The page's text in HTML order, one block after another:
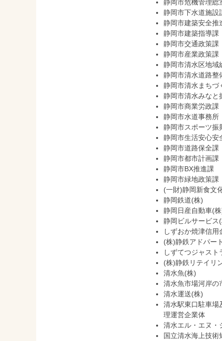
静岡市危機管理総
静岡市下水道施設
静岡市建築安全推
静岡市建築指導課
静岡市交通政策課
静岡市産業政策課
静岡市清水区地域
静岡市清水道路整
静岡市清水まちづ
静岡市清水みなと
静岡市商業労政課
静岡市水道事務所
静岡市スポーツ振
静岡市生活安心安
静岡市道路保全課
静岡市都市計画課
静岡市BX推進課
静岡市緑地政策課
(一財)静岡新食文
静岡鉄道(株)
静岡日産自動車(
静岡ビルサービス
しずおか焼津信用
(株)静鉄アドパー
しずてつジャスト
(株)静鉄リテイリ
清水魚(株)
清水魚市場河岸の
清水運送(株)
清水駅東口駐車場
理運営企業体
清水エル・エヌ・
国立清水海上技術